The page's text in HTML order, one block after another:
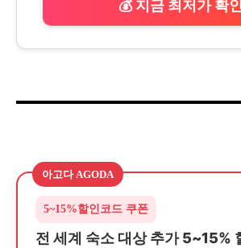
💰 지금 최저가 확인
아고다 AGODA
5~15%할인코드 쿠폰
전 세계 숙소 대상 추가 5~15%